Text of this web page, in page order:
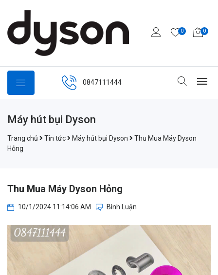
0 0
0847111444
Máy hút bụi Dyson
Trang chủ Tin tức Máy hút bụi Dyson
Thu Mua Máy Dyson
Hỏng
Thu Mua Máy Dyson Hỏng
10/1/2024 11:14:06 AM Bình Luận